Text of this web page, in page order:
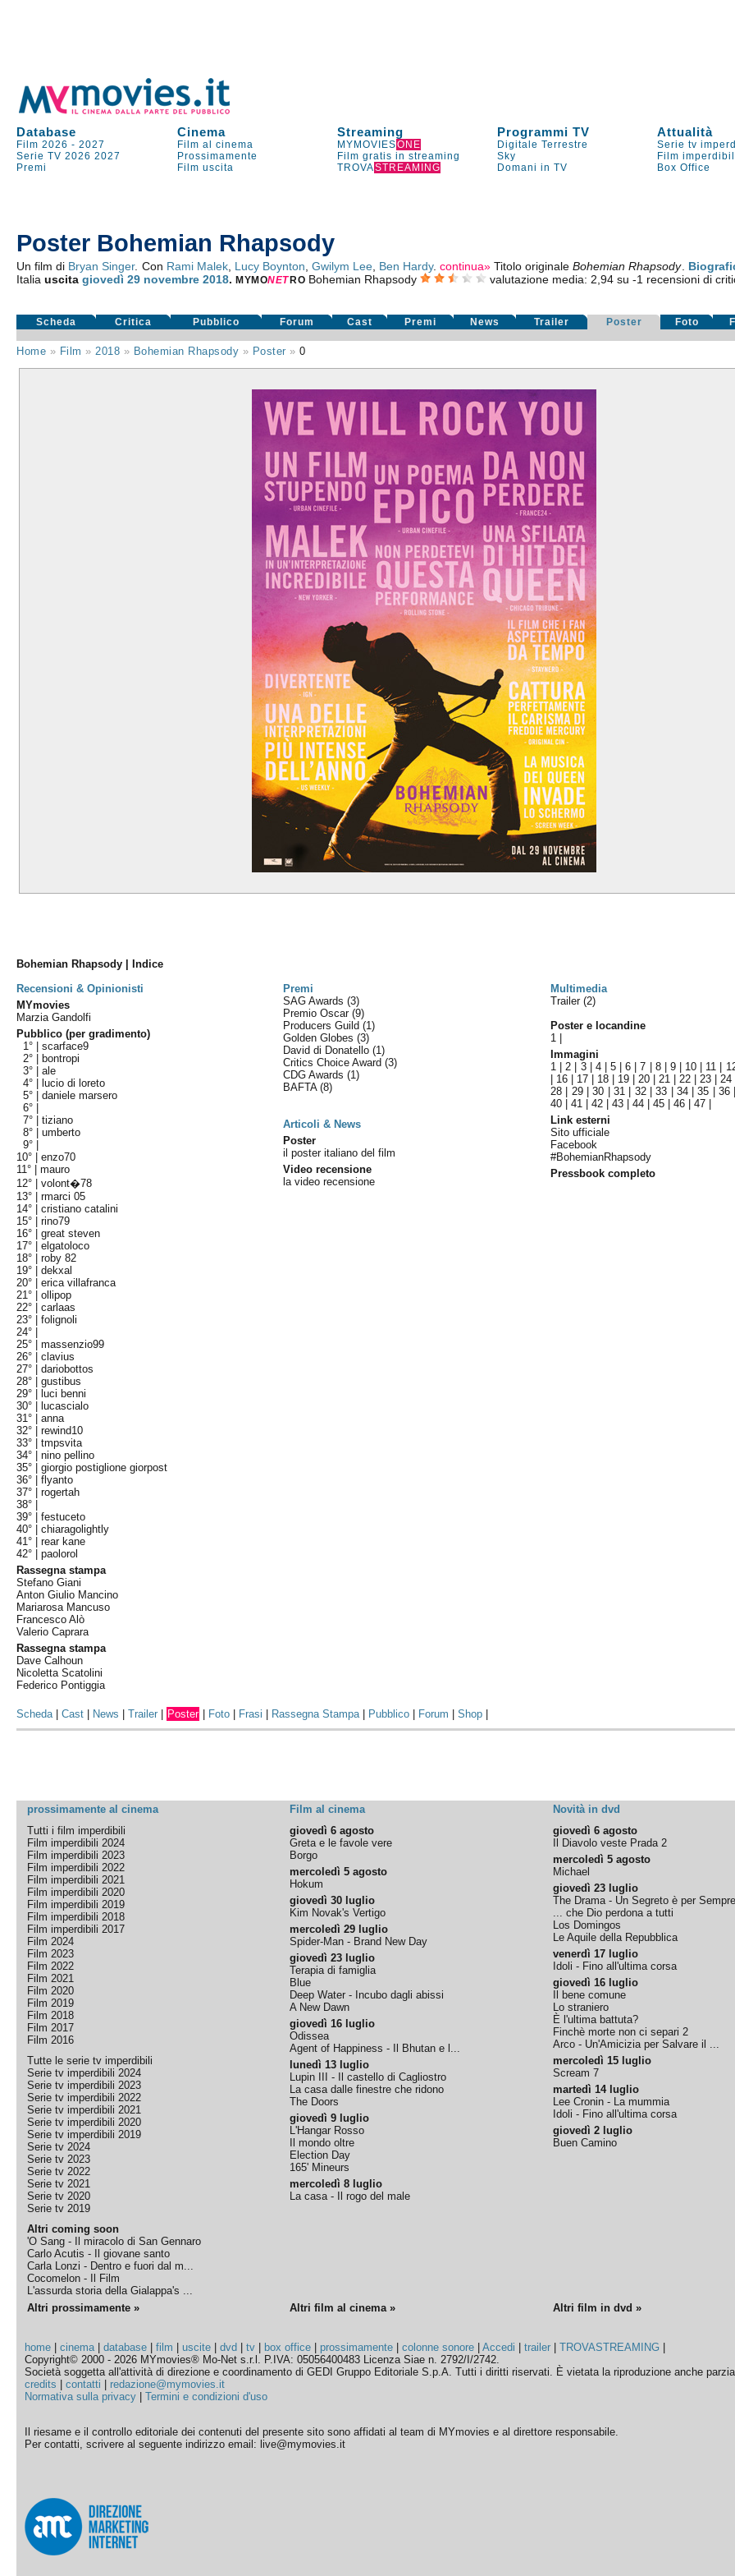
Database Cinema Streaming Programmi TV Attualità
Film 2026 -2027 Film al cinema MYMOVIESONE Digitale Terrestre Serie tv
Serie TV 2026 2027 Prossimamente Film gratis in streaming Sky Film
Premi
Film uscita TROVASTREAMING Domani in TV Box Office
Poster Bohemian Rhapsody
Un film di Bryan Singer. Con Rami Malek, Lucy Boynton Gwilym Lee, Ben Hardy.continua» Titolo originaleBohemian Rhapsody.
Italiauscitagiovedì 29 novembre 2018.MYMONET RO Bohemian Rhapsody valutazione media: 2,94 su -1 recensioni di
Scheda Critica Pubblico Forum Cast Premi News Trailer Poster Foto
Home » Film » 2018 » Bohemian Rhapsody » Poster »0
Bohemian Rhapsody | Indice
Recensioni & Opinionisti
Premi Multimedia
MYmovies
Marzia Gandolfi
Pubblico (per gradimento)
1° |scarface9
2° |
bontropi
3° |ale
4° |
lucio di loreto
5° |daniele marsero
6° |
7° |tiziano
8° |umberto
9° |
10° |enzo70
11° |mauro
12° |volont�78
13° |rmarci 05
14° |cristiano catalini
15° |rino79
16° |great steven
17° |elgatoloco
18° |roby 82
19° |dekxal
20° |erica villafranca
21° |ollipop
22° |carlaas
23° |folignoli
24° |
25° |massenzio99
26° |clavius
27° |dariobottos
28° |gustibus
29° |
luci benni
30° |
lucascialo
31° |anna
32° |rewind10
33° |tmpsvita
34° |nino pellino
35° |giorgio postiglione giorpost
36° |flyanto
37° |rogertah
38° |
39° |festuceto
40° |chiaragolightly
41° |rear kane
42° |paolorol
Rassegna stampa
Stefano Giani
Anton Giulio Mancino
Mariarosa Mancuso
Francesco Alò
Valerio Caprara
Rassegna stampa
Dave Calhoun
Nicoletta Scatolini
Federico Pontiggia
SAG Awards(3)
Premio Oscar(9)
Producers Guild(1)
Golden Globes(3)
David di Donatello(1)
Critics Choice Award(3)
CDG Awards(1)
BAFTA(8)
Articoli & News
Poster
il poster italiano del film
Video recensione
la video recensione
Trailer (2)
Poster e locandine
1
Immagini
1 |2 3| 4|5 |6 |7 8| 9| 10 11
16 17 18 19 |20 |21 |22 |23 |24
28
29|30 31| 32|33 34|35 |36
40 |41 |42 |43 |44 |45 |46 |47
Link esterni
Sito ufficiale
Facebook
#BohemianRhapsody
Pressbook completo
Scheda|Cast News |Trailer Poster Foto Frasi Rassegna Stampa| Pubblico Forum |Shop
prossimamente al cinema Film al cinema Novità in dvd
Tutti i film imperdibili
Film imperdibili 2024
Film imperdibili 2023
Film imperdibili 2022
Film imperdibili 2021
Film imperdibili 2020
Film imperdibili 2019
Film imperdibili 2018
Film imperdibili 2017
Film 2024
Film 2023
Film 2022
Film 2021
Film 2020
Film 2019
Film 2018
Film 2017
Film 2016
Tutte le serie tv imperdibili
Serie tv imperdibili 2024
Serie tv imperdibili 2023
Serie tv imperdibili 2022
Serie tv imperdibili 2021
Serie tv imperdibili 2020
Serie tv imperdibili 2019
Serie tv 2024
Serie tv 2023
Serie tv 2022
Serie tv 2021
Serie tv 2020
Serie tv 2019
Altri coming soon
'O Sang - Il miracolo di San Gennaro
Carlo Acutis - Il giovane santo
Carla Lonzi - Dentro e fuori dal m...
Cocomelon - Il Film
L'assurda storia della Gialappa's ...
giovedì 6 agosto
Greta e le favole vere
Borgo
mercoledì 5 agosto
Hokum
giovedì 30 luglio
Kim Novak's Vertigo
mercoledì 29 luglio
Spider-Man - Brand New Day
giovedì 23 luglio
Terapia di famiglia
Blue
Deep Water - Incubo dagli abissi
A New Dawn
giovedì 16 luglio
Odissea
Agent of Happiness - Il Bhutan e l...
lunedì 13 luglio
Lupin III - Il castello di Cagliostro
La casa dalle finestre che ridono
The Doors
giovedì 9 luglio
L'Hangar Rosso
Il mondo oltre
Election Day
165' Mineurs
mercoledì 8 luglio
La casa - Il rogo del male
giovedì 6 agosto
Il Diavolo veste Prada 2
mercoledì 5 agosto
Michael
giovedì 23 luglio
The Drama - Un Segreto è per Sempre
... che Dio perdona a tutti
Los Domingos
Le Aquile della Repubblica
venerdì 17 luglio
Idoli - Fino all'ultima corsa
giovedì 16 luglio
Il bene comune
Lo straniero
È l'ultima battuta?
Finchè morte non ci separi 2
Arco - Un'Amicizia per Salvare il ...
mercoledì 15 luglio
Scream 7
martedì 14 luglio
Lee Cronin - La mummia
Idoli - Fino all'ultima corsa
giovedì 2 luglio
Buen Camino
Altri prossimamente » Altri film al cinema » Altri film in dvd »
home |cinema|database |film |uscite |dvd |tv box office prossimamente |colonne sonore |Accedi |trailer |TROVASTREAMING
Copyright© 2000 - 2026 MYmovies® Mo-Net s.r.l. P.IVA: 05056400483 Licenza Siae n. 2792/I/2742.
Società soggetta all'attività di direzione e coordinamento di GEDI Gruppo Editoriale S.p.A. Tutti i diritti riservati. È vietata la riproduzione anche
credits |contatti
redazione@mymovies.it
Normativa sulla privacy |Termini e condizioni d'uso
Il riesame e il controllo editoriale dei contenuti del presente sito sono affidati al team di MYmovies e al direttore responsabile.
Per contatti, scrivere al seguente indirizzo email: live@mymovies.it